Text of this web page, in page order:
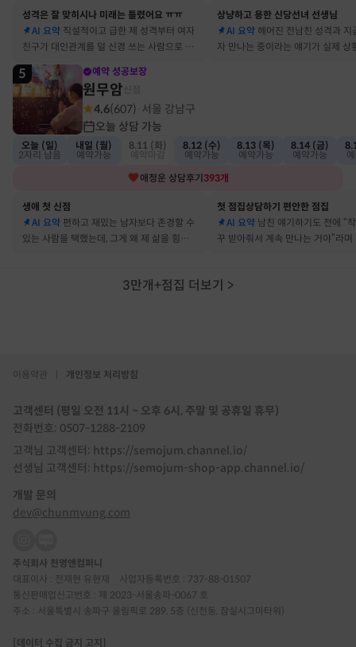
성격은 잘 맞히시나 미래는 틀렸어요 ㅠㅠ
AI 요약 직설적이고 급한 제 성격부터 여자
친구가 대인관계를 덜 신경 쓰는 사람으로 바
뀔 거란 말까지 그대로 현실이 됐어요
상냥하고 용한 신당선녀 선생님
AI 요약 헤어진 전남친 성격과 지
자 만나는 중이라는 얘기가 실제 상
5 예약 성공보장
원무암
4.6(607) 서울 강남구
오늘 상담 가능
오늘 (일)
2자리 남음
내일 (월)
예약가능
8.11 (화)
8.12 (수)
예약가능
8.13 (목)
예약가능
8.14 (금)
예약가능
애정운 상담후기 393개
생애 첫 신점
AI 요약 편하고 재밌는 남자보다 존경할 수
있는 사람을 택했는데, 그게 왜 제 삶을 힘들게
첫 점집상담하기 편안한 점집
AI 요약 남친 얘기하기도 전에 “
꾸 받아줘서 계속 만나는 거야”라며
3만개+점집 더보기 >
이용약관 개인정보 처리방침
고객센터 (평일 오전 11시 ~ 오후 6시, 주말 및 공휴일 휴무)
전화번호: 0507-1288-2109
고객님 고객센터: https://semojum.channel.io/
선생님 고객센터: https://semojum-shop-app.channel.io/
개발 문의
dev@chunmyung.com
주식회사 천명앤컴퍼니
대표이사 : 전재현 유현재 사업자등록번호 : 737-88-01507
통신판매업신고번호 : 제 2023-서울송파-0067 호
주소 : 서울특별시 송파구 올림픽로 289, 5층 (신천동, 잠실시그마타워)
[데이터 수집 금지 고지]